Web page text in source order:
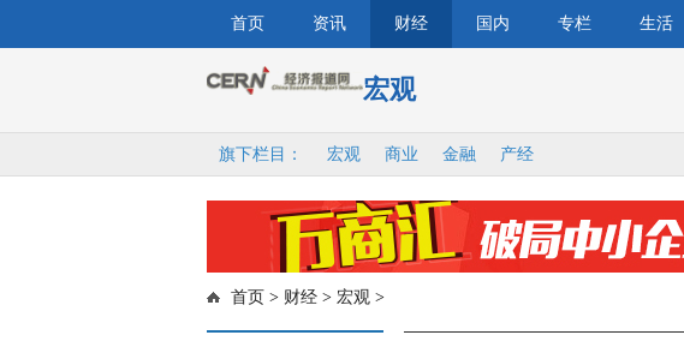
首页 资讯 财经 国内 专栏 生活
宏观
旗下栏目： 宏观 商业 金融 产经
首页 > 财经 > 宏观 >